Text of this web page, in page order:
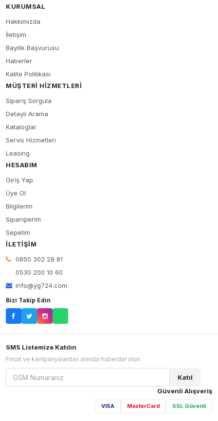
KURUMSAL
Hakkımızda
İletişim
Bayilik Başvurusu
Haberler
Kalite Politikası
MÜŞTERI HIZMETLERI
Sipariş Sorgula
Detaylı Arama
Kataloglar
Servis Hizmetleri
Leasing
HESABIM
Giriş Yap
Üye Ol
Bilgilerim
Siparişlerim
Sepetim
İLETIŞIM
0850 302 28 81
0530 200 10 60
info@yg724.com
Bizi Takip Edin
SMS Listemize Katılın
Fırsat ve kampanyalardan anında haberdar olun.
Katıl
Güvenli Alışveriş
VISA MasterCard SSL Güvenli